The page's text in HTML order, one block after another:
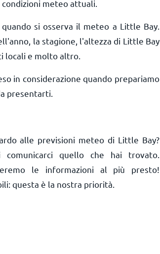
meteo attuali.
si osserva il meteo a Little Bay.
la stagione, l'altezza di Little Bay
locali e molto altro.
in considerazione quando prepariamo
presentarti.
alle previsioni meteo di Little Bay?
quello che hai trovato.
le informazioni al più presto!
questa è la nostra priorità.